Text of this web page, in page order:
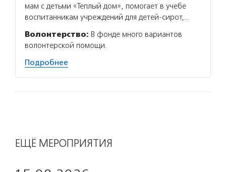
мам с детьми «Теплый дом», помогает в учебе
воспитанникам учреждений для детей-сирот,…
Волонтерство: В фонде много вариантов
волонтерской помощи.
Подробнее
ЕЩЁ МЕРОПРИЯТИЯ